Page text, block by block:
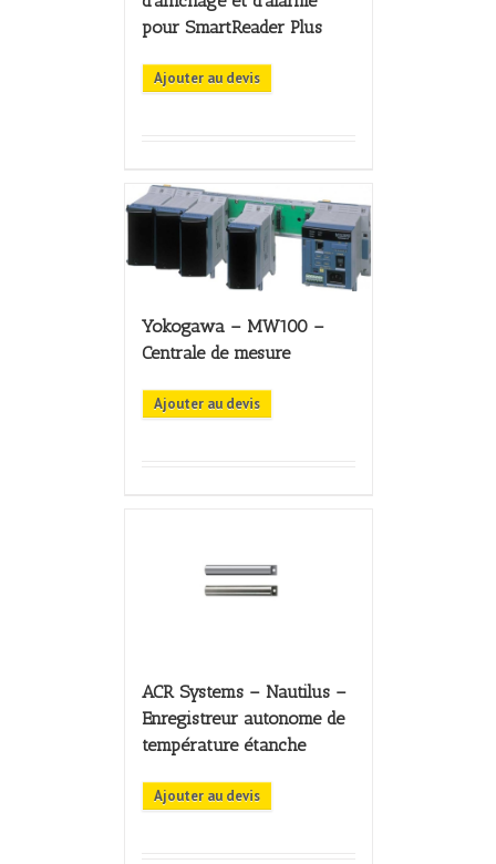
pour SmartReader Plus
Ajouter au devis
Yokogawa – MW100 –
Centrale de mesure
Ajouter au devis
ACR Systems – Nautilus –
Enregistreur autonome de
température étanche
Ajouter au devis